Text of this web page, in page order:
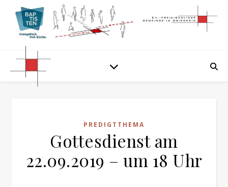
PREDIGTTHEMA
Gottesdienst am
22.09.2019 – um 18 Uhr